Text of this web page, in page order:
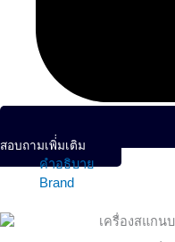
สอบถามเพิ่่มเติม
คำอธิบาย
Brand